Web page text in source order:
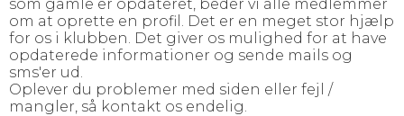
som gamle er opdateret, beder vi alle medlemmer
om at oprette en profil. Det er en meget stor hjælp
for os i klubben. Det giver os mulighed for at have
opdaterede informationer og sende mails og
sms'er ud.
Oplever du problemer med siden eller fejl /
mangler, så kontakt os endelig.